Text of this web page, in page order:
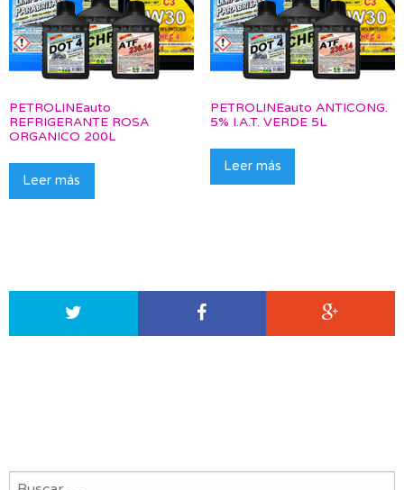
PETROLINEauto
REFRIGERANTE ROSA
ORGANICO 200L
Leer más
PETROLINEauto ANTICONG.
5% I.A.T. VERDE 5L
Leer más